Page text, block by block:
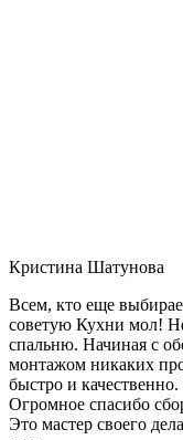
Кристина Шатунова
Всем, кто еще
советую Кухни мол!
спальню. Начиная с
монтажом никаких
быстро и
Огромное спасибо
Это мастер своего